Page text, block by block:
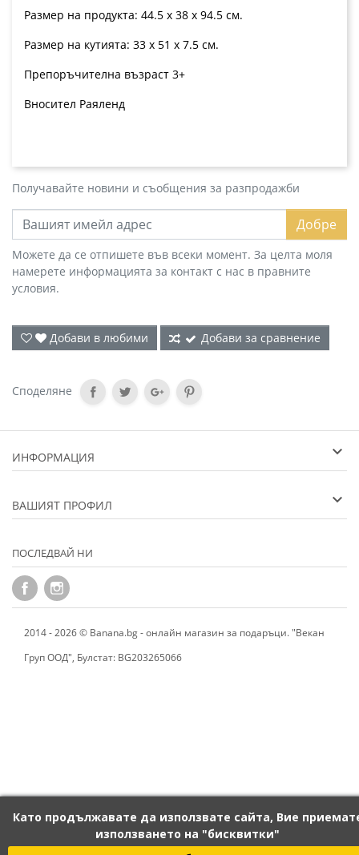
Като продължавате да използвате сайта, Вие
използването на "бисквитки"
Размер на продукта: 44.5 х 38 х 94.5 см.
Размер на кутията: 33 х 51 х 7.5 см.
Препоръчителна възраст 3+
Вносител Раяленд
Получавайте новини и съобщения за разпродажби
Добре
Можете да се отпишете във всеки момент. За целта моля
намерете информацията за контакт с нас в правните
условия.
Добави в любими Добави за сравнение
Споделяне
ИНФОРМАЦИЯ
ВАШИЯТ ПРОФИЛ
ПОСЛЕДВАЙ НИ
2014 - 2026 © Banana.bg - онлайн магазин за подаръци. "Векан
Груп ООД", Булстат: BG203265066